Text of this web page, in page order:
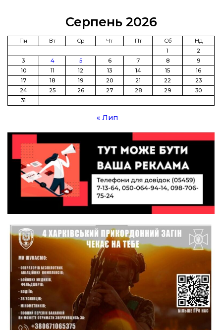
Від штанги до «крил»: як спорт і характер
колишнього паверліфтера гартують перемогу
11:19
21 лип
На щиті повертається додому:
Краснопільська громада втратила 27-річного
Захисника Сергія Балабаєнка
11:00
19 лип
Музей, який був частиною життя
10:49
19 лип
Інтелектуальні злети та творчі перемоги:
історія успіху випускниці Вікторії Кондратенко
10:40
19 лип
Вірний присязі до останнього подиху:
підтримайте петицію про присвоєння звання
«Герой України» (посмертно) прикордоннику
Олександру Бойку
20:34
17 лип
Кохання попри все: як українці створюють сім’ї
13:52
15 лип
І волейбол, і хімія на “відмінно”: неймовірна
історія успіху випускниці з Краснопілля
Анастасії Гонтар
13:27
15 лип
НБУ вводить нову банкноту 2 000 грн із
портретом легендарного українця: що
зміниться для наших гаманців
Серпень 2026
Пн Вт Ср Чт Пт Сб
Нд
1
2
3
4 5 6 7 8
9
10
11 12 13 14 15
16
17
18 19 20 21 22
23
24
25 26 27 28 29
30
31
« Лип